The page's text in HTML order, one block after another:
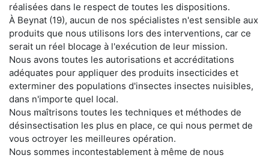
réalisées dans le respect de toutes les dispositions.
À Beynat (19), aucun de nos spécialistes n'est sensible aux
produits que nous utilisons lors des interventions, car ce
serait un réel blocage à l'exécution de leur mission.
Nous avons toutes les autorisations et accréditations
adéquates pour appliquer des produits insecticides et
exterminer des populations d'insectes insectes nuisibles,
dans n'importe quel local.
Nous maîtrisons toutes les techniques et méthodes de
désinsectisation les plus en place, ce qui nous permet de
vous octroyer les meilleures opération.
Nous sommes incontestablement à même de nous